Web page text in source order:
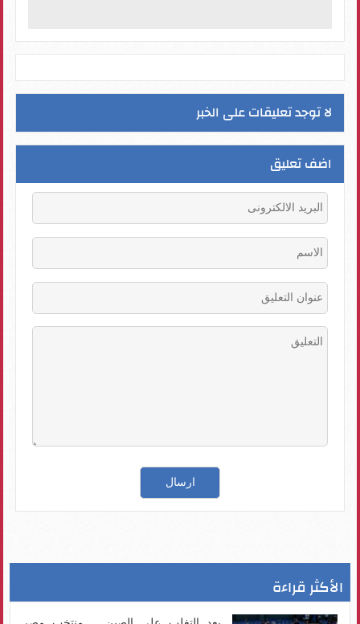
لا توجد تعليقات على الخبر
اضف تعليق
الأكثر قراءة